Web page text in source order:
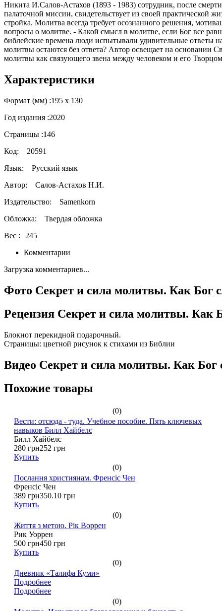
Никита И.Салов-Астахов (1893 - 1983) сотрудник, после
палаточной миссии, свидетельствует из своей практической
стройка. Молитва всегда требует осознанного решения,
вопросы о молитве. - Какой смысл в молитве, если Бог все
библейские времена люди испытывали удивительные
молитвы остаются без ответа? Автор освещает на
молитвы как связующего звена между человеком и его
Характеристики
Формат (мм) :195 х 130
Год издания :2020
Страницы :146
Код: 20591
Язык: Русский язык
Автор:
Салов-Астахов Н.И.
Издательство:
Samenkorn
Обложка: Твердая обложка
Вес :
245
Комментарии
Загрузка комментариев...
Фото Секрет и сила молитвы. Как Бог
Рецензия Секрет и сила молитвы. Как
Блокнот перекидной подарочный.
Страницы: цветной рисунок к стихами из Библии
Видео Секрет и сила молитвы. Как
Похожие товары
(0)
Вести: отсюда - туда. Учебное пособие. Пять ключевых
навыков Билл Хайбелс
Билл Хайбелс
280 грн252 грн
Купить
(0)
Послання християнам. Френсіс Чен
Френсіс Чен
389 грн350.10 грн
Купить
(0)
Життя з метою. Рік Воррен
Рик Уоррен
500 грн450 грн
Купить
(0)
Дневник «Талифа Куми»
Подробнее
Подробнее
(0)